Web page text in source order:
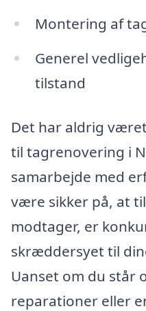
Montering af
Generel
tilstand
Det har aldrig
til tagrenovering i
samarbejde med
være sikker på, at
modtager, er
skræddersyet til
Uanset om du står
reparationer eller